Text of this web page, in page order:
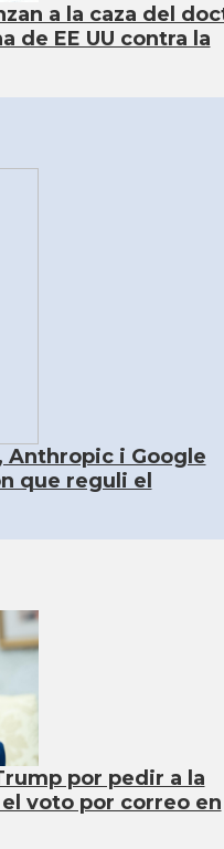
a WISCONSIN
a WYOMING
for Catalan Studies
Institute of America
ACCIÓ a Austin
a New York
a Silicon Valley
a la caza del
de EE UU contra la
Anthropic i Google
que reguli el
por pedir a la
voto por correo en